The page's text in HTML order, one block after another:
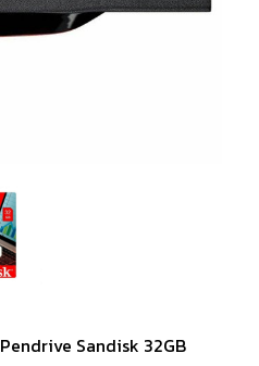
Pendrive Sandisk 32GB